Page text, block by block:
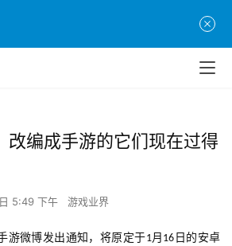
改编成手游的它们现在过得
5:49 下午 游戏业界
游微博发出通知，将原定于1月 16 日的安卓